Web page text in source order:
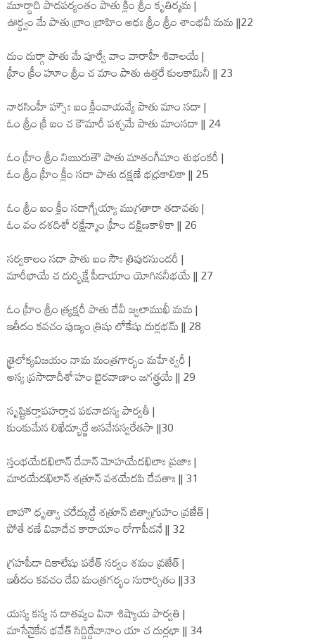
మూర్ధాది పాదపర్యంతం పాతు క్లీం శ్రీం కృతిర్మమ |
ఊర్ధ్వం మే పాతు బ్రాం బ్రాహిం అధః శ్రీం శ్రీం శాంభవీ మమ ||22
దుం దుర్గా పాతు మే పూర్వే వాం వారాహీ శివాలయే |
హ్రీం క్రీం హూం శ్రీం చ మాం పాతు ఉత్తరే కులకామినీ || 23
నారసింహీ హ్సౌః ఐం క్లీంవాయవ్యే పాతు మాం సదా |
ఓం శ్రీం క్రీ ఐం చ కౌమారీ పశ్చమే పాతు మాంసదా || 24
ఓం హ్రీం శ్రీం నిఋరుతౌ పాతు మాతంగీమాం శుభంకరీ |
ఓం శ్రీం హ్రీం క్లీం సదా పాతు దక్షణే భధ్రకాలికా || 25
ఓం శ్రీం ఐం క్లీం సదాగ్నేయ్యా ముగ్రతారా తదావతు |
ఓం వం దశదిశో రక్షేన్మాం హ్రీం దక్షిణకాళికా || 26
సర్వకాలం సదా పాతు ఐం సౌః త్రిపురసుందరీ |
మారీభాయే చ దుర్భిక్షే పీడాయాం యోగిననీభయే || 27
ఓం హ్రీం శ్రీం త్ర్యక్షరీ పాతు దేవీ జ్వలాముఖీ మమ |
ఇతీదం కవచం పుణ్యం త్రిషు లోకేషు దుర్లభమ్ || 28
త్రైలోక్యవిజయం నామ మంత్రగార్భం మహేశ్వరీ |
అస్య ప్రసాదాదీశో’హం భైరవాణాం జగత్త్రయే || 29
సృష్టికర్తాపహర్తాచ పఠనాదస్య పార్వతీ |
కుంకుమేన లిఖేద్భూర్జే ఆసవేనస్వరేతసా ||30
స్తంభయేదఖిలాన్ దేవాన్ మోహయేదఖిలాః ప్రజాః |
మారయేదఖిలాన్ శత్రూన్ వశయేదపి దేవతాః || 31
బాహౌ ధృత్వా చరేద్యుద్దే శత్రూన్ జిత్వాగ్రుహం వ్రజేత్ |
పోతే రణే వివాదేచ కారాయాం రోగాపీడనే || 32
గ్రహపీడా దికాలేషు పఠేత్ సర్వం శమం వ్రజేత్ |
ఇతీదం కవచం దేవి మంత్రగర్భం సురార్చితం ||33
యస్య కస్య న దాతవ్యం వినా శిష్యాయ పార్వతి |
మాసేనైకేన భవేత్ సిద్దిర్దేవానాం యా చ దుర్లభా || 34